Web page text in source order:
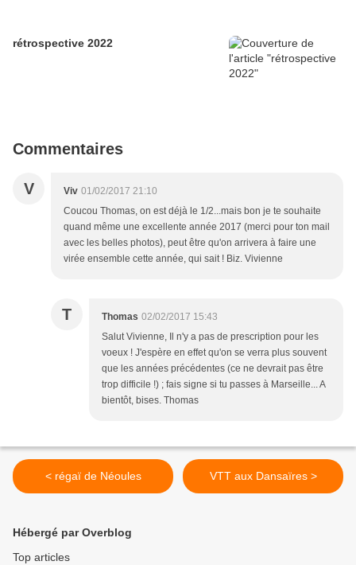
rétrospective 2022
Commentaires
V Viv 01/02/2017 21:10
Coucou Thomas, on est déjà le 1/2...mais bon je te souhaite
quand même une excellente année 2017 (merci pour ton mail
avec les belles photos), peut être qu'on arrivera à faire une
virée ensemble cette année, qui sait ! Biz. Vivienne
T Thomas 02/02/2017 15:43
Salut Vivienne, Il n'y a pas de prescription pour les
voeux ! J'espère en effet qu'on se verra plus souvent
que les années précédentes (ce ne devrait pas être
trop difficile !) ; fais signe si tu passes à Marseille... A
bientôt, bises. Thomas
< régaï de Néoules VTT aux Dansaïres >
Hébergé par Overblog
Top articles